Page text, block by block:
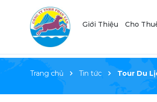
Giới Thiệu Cho
Trang chủ Tin tức Tour Du